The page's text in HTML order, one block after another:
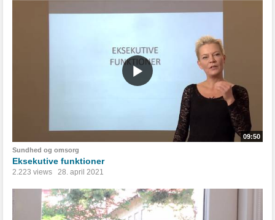
09:50
Sundhed og omsorg
Eksekutive funktioner
2.223 views 28. april 2021